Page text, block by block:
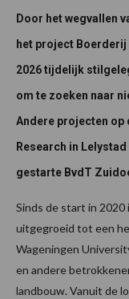
Door het wegvallen
het project
2026 tijdelijk
om te zoeken naar
Andere projecten op
Research in
gestarte BvdT
Sinds de start in 2020
uitgegroeid tot een
Wageningen
en andere
landbouw. Vanuit de